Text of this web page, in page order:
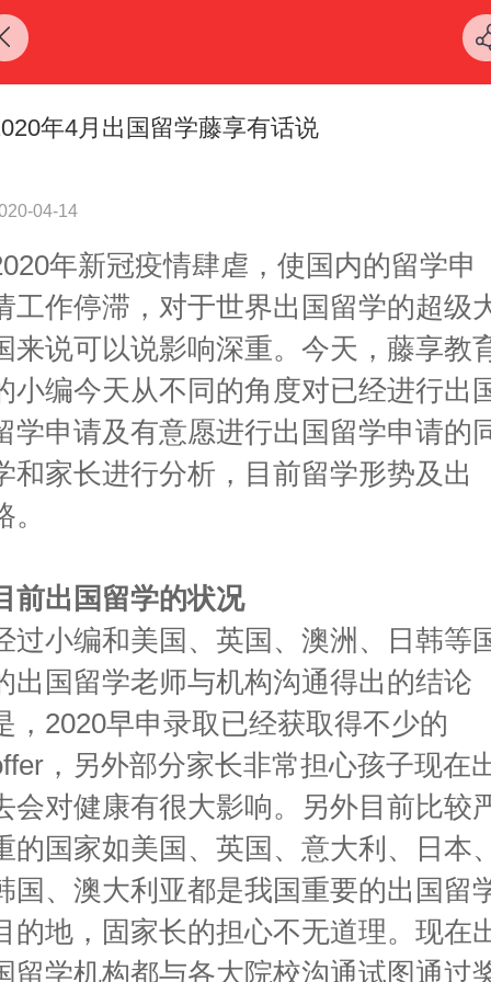
年4月出国留学藤享有话说
04-14
年新冠疫情肆虐，使国内的留学申
工作停滞，对于世界出国留学的超级
来说可以说影响深重。今天，藤享教
小编今天从不同的角度对已经进行出
学申请及有意愿进行出国留学申请的
和家长进行分析，目前留学形势及出
。
前出国留学的状况
过小编和美国、英国、澳洲、日韩等
出国留学老师与机构沟通得出的结论
，2020早申录取已经获取得不少的
，另外部分家长非常担心孩子现在
会对健康有很大影响。另外目前比较
的国家如美国、英国、意大利、日本、
国、澳大利亚都是我国重要的出国留
的地，固家长的担心不无道理。现在
留学机构都与各大院校沟通试图通过